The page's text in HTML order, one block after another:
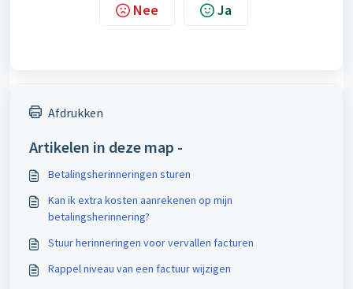
Nee Ja
Afdrukken
Artikelen in deze map -
Betalingsherinneringen sturen
Kan ik extra kosten aanrekenen op mijn
betalingsherinnering?
Stuur herinneringen voor vervallen facturen
Rappel niveau van een factuur wijzigen